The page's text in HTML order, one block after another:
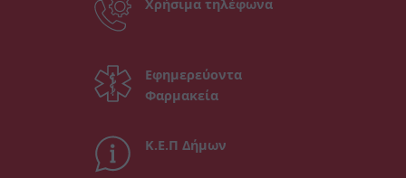
Χρήσιμα τηλέφωνα
Εφημερεύοντα
Φαρμακεία
Κ.Ε.Π Δήμων